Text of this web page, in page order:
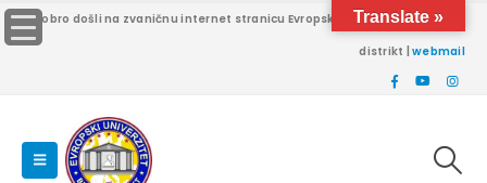
Dobro došli na zvaničnu internet stranicu Evropskog univerziteta Brčko
distrikt |webmail
Translate »